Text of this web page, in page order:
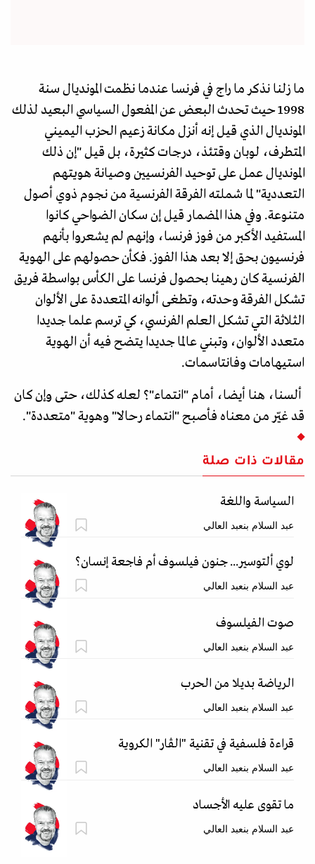
ما زلنا نذكر ما راج في فرنسا عندما نظمت المونديال سنة
1998 حيث تحدث البعض عن المفعول السياسي البعيد لذلك
المونديال الذي قيل إنه أنزل مكانة زعيم الحزب اليميني
المتطرف، لوبان وقتئذ، درجات كثيرة، بل قيل "إن ذلك
المونديال عمل على توحيد الفرنسيين وصيانة هويتهم
التعددية" لما شملته الفرقة الفرنسية من نجوم ذوي أصول
متنوعة. وفي هذا المضمار قيل إن سكان الضواحي كانوا
المستفيد الأكبر من فوز فرنسا، وإنهم لم يشعروا بأنهم
فرنسيون بحق إلا بعد هذا الفوز. فكأن حصولهم على الهوية
الفرنسية كان رهينا بحصول فرنسا على الكأس بواسطة فريق
تشكل الفرقة وحدته، وتطغى ألوانه المتعددة على الألوان
الثلاثة التي تشكل العلم الفرنسي، كي ترسم علما جديدا
متعدد الألوان، وتبني عالما جديدا يتضح فيه أن الهوية
استيهامات وفانتاسمات.
ألسنا، هنا أيضا، أمام "انتماء"؟ لعله كذلك، حتى وإن كان
قد غيّر من معناه فأصبح "انتماء رحالا" وهوية "متعددة".
مقالات ذات صلة
السياسة واللغة
عبد السلام بنعبد العالي
لوي ألتوسير... جنون فيلسوف أم فاجعة إنسان؟
عبد السلام بنعبد العالي
صوت الفيلسوف
عبد السلام بنعبد العالي
الرياضة بديلا من الحرب
عبد السلام بنعبد العالي
قراءة فلسفية في تقنية "الڤار" الكروية
عبد السلام بنعبد العالي
ما تقوى عليه الأجساد
عبد السلام بنعبد العالي